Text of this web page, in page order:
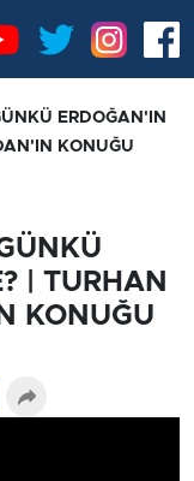
ERDOĞAN'IN
KONUĞU
| TURHAN
KONUĞU